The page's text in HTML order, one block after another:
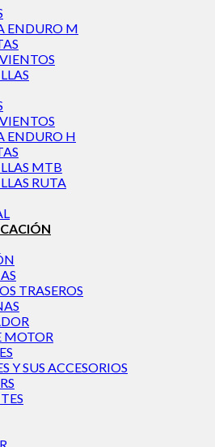
ENDURO M
ENDURO H
MTB
RUTA
TRASEROS
MOTOR
Y SUS ACCESORIOS